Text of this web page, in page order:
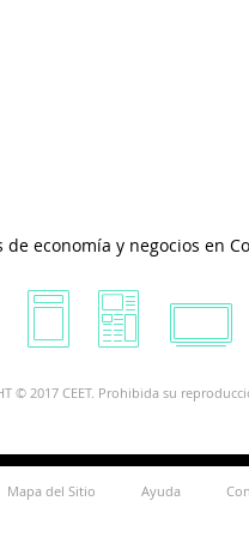
de economía y negocios en
© 2017 CEET. Prohibida su
Mapa del Sitio Ayuda